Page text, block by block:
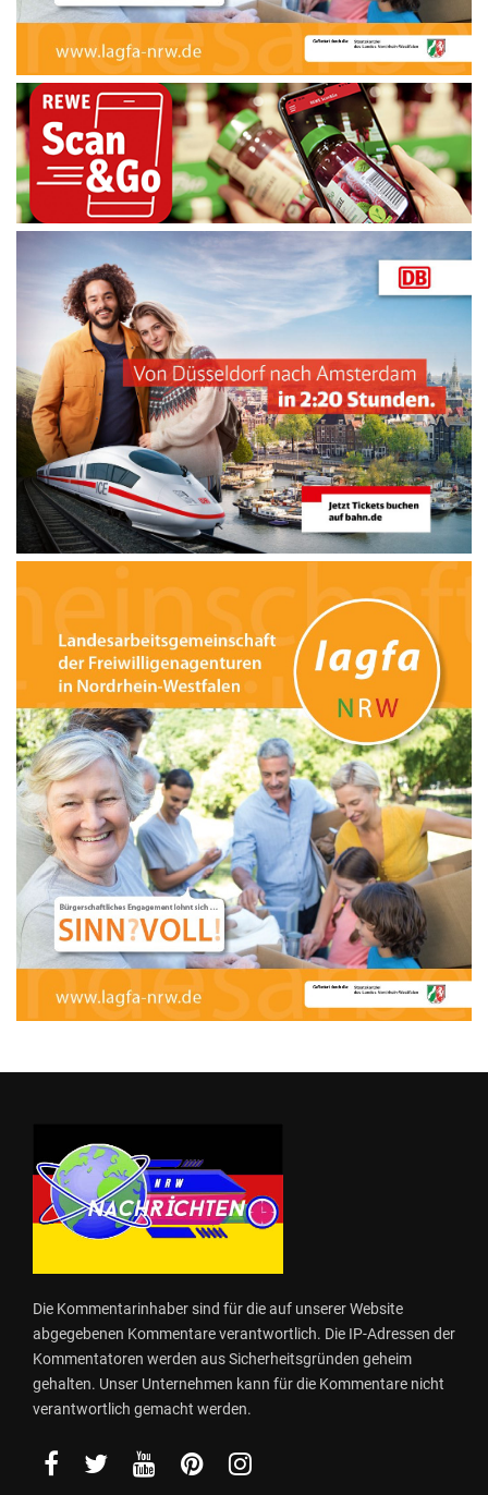
Die Kommentarinhaber sind für die auf unserer Website
abgegebenen Kommentare verantwortlich. Die IP-Adressen der
Kommentatoren werden aus Sicherheitsgründen geheim
gehalten. Unser Unternehmen kann für die Kommentare nicht
verantwortlich gemacht werden.